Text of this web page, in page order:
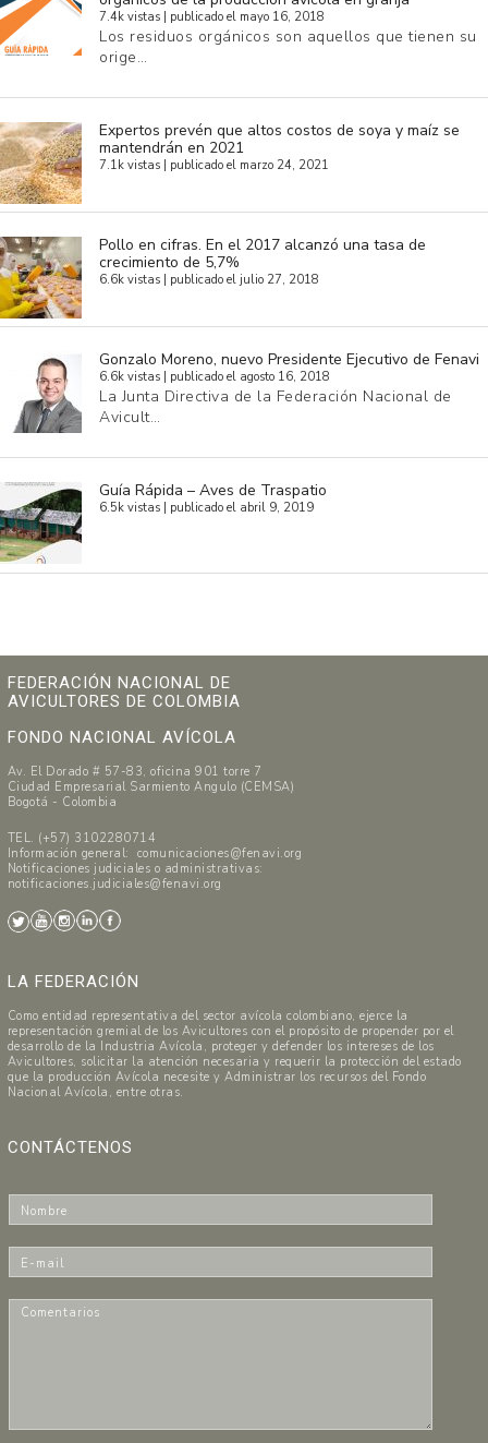
7.4k vistas publicado el mayo 16, 2018
Los residuos orgánicos son aquellos que tienen su
orige…
Expertos prevén que altos costos de soya y maíz se
mantendrán en 2021
7.1k vistas publicado el marzo 24, 2021
Pollo en cifras. En el 2017 alcanzó una tasa de
crecimiento de 5,7%
6.6k vistas publicado el julio 27, 2018
Gonzalo Moreno, nuevo Presidente Ejecutivo de Fenavi
6.6k vistas publicado el agosto 16, 2018
La Junta Directiva de la Federación Nacional de
Avicult…
Guía Rápida – Aves de Traspatio
6.5k vistas publicado el abril 9, 2019
FEDERACIÓN NACIONAL DE
AVICULTORES DE COLOMBIA
FONDO NACIONAL AVÍCOLA
Av. El Dorado # 57-83, oficina 901 torre 7
Ciudad Empresarial Sarmiento Angulo (CEMSA)
Bogotá - Colombia
TEL. (+57) 3102280714
Información general: comunicaciones@fenavi.org
Notificaciones judiciales o administrativas:
notificaciones.judiciales@fenavi.org
LA FEDERACIÓN
Como entidad representativa del sector avícola colombiano, ejerce la
representación gremial de los Avicultores con el propósito de propender por el
desarrollo de la Industria Avícola, proteger y defender los intereses de los
Avicultores, solicitar la atención necesaria y requerir la protección del estado
que la producción Avícola necesite y Administrar los recursos del Fondo
Nacional Avícola, entre otras.
CONTÁCTENOS
o
m
-
m